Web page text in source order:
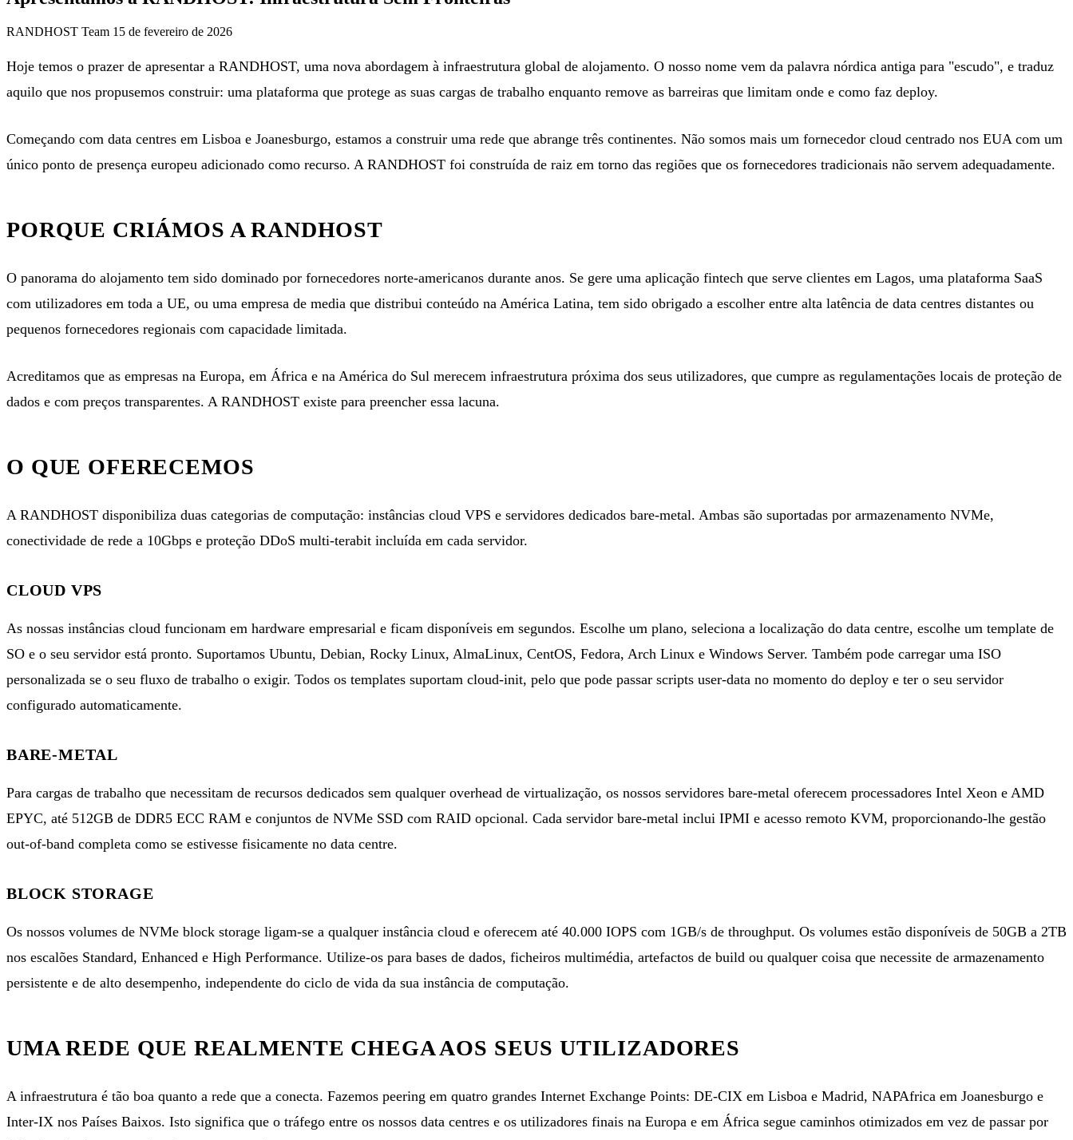
RANDHOST Team 15 de fevereiro de 2026
Hoje temos o prazer de apresentar a RANDHOST, uma nova abordagem à infraestrutura global de alojamento. O nosso nome vem da palavra nórdica antiga para "escudo", e traduz
aquilo que nos propusemos construir: uma plataforma que protege as suas cargas de trabalho enquanto remove as barreiras que limitam onde e como faz deploy.
Começando com data centres em Lisboa e Joanesburgo, estamos a construir uma rede que abrange três continentes. Não somos mais um fornecedor cloud centrado nos EUA com um
único ponto de presença europeu adicionado como recurso. A RANDHOST foi construída de raiz em torno das regiões que os fornecedores tradicionais não servem adequadamente.
PORQUE CRIÁMOS A RANDHOST
O panorama do alojamento tem sido dominado por fornecedores norte-americanos durante anos. Se gere uma aplicação fintech que serve clientes em Lagos, uma plataforma SaaS
com utilizadores em toda a UE, ou uma empresa de media que distribui conteúdo na América Latina, tem sido obrigado a escolher entre alta latência de data centres distantes ou
pequenos fornecedores regionais com capacidade limitada.
Acreditamos que as empresas na Europa, em África e na América do Sul merecem infraestrutura próxima dos seus utilizadores, que cumpre as regulamentações locais de proteção de
dados e com preços transparentes. A RANDHOST existe para preencher essa lacuna.
O QUE OFERECEMOS
A RANDHOST disponibiliza duas categorias de computação: instâncias cloud VPS e servidores dedicados bare-metal. Ambas são suportadas por armazenamento NVMe,
conectividade de rede a 10Gbps e proteção DDoS multi-terabit incluída em cada servidor.
CLOUD VPS
As nossas instâncias cloud funcionam em hardware empresarial e ficam disponíveis em segundos. Escolhe um plano, seleciona a localização do data centre, escolhe um template de
SO e o seu servidor está pronto. Suportamos Ubuntu, Debian, Rocky Linux, AlmaLinux, CentOS, Fedora, Arch Linux e Windows Server. Também pode carregar uma ISO
personalizada se o seu fluxo de trabalho o exigir. Todos os templates suportam cloud-init, pelo que pode passar scripts user-data no momento do deploy e ter o seu servidor
configurado automaticamente.
BARE-METAL
Para cargas de trabalho que necessitam de recursos dedicados sem qualquer overhead de virtualização, os nossos servidores bare-metal oferecem processadores Intel Xeon e AMD
EPYC, até 512GB de DDR5 ECC RAM e conjuntos de NVMe SSD com RAID opcional. Cada servidor bare-metal inclui IPMI e acesso remoto KVM, proporcionando-lhe gestão
out-of-band completa como se estivesse fisicamente no data centre.
BLOCK STORAGE
Os nossos volumes de NVMe block storage ligam-se a qualquer instância cloud e oferecem até 40.000 IOPS com 1GB/s de throughput. Os volumes estão disponíveis de 50GB a 2TB
nos escalões Standard, Enhanced e High Performance. Utilize-os para bases de dados, ficheiros multimédia, artefactos de build ou qualquer coisa que necessite de armazenamento
persistente e de alto desempenho, independente do ciclo de vida da sua instância de computação.
UMA REDE QUE REALMENTE CHEGA AOS SEUS UTILIZADORES
A infraestrutura é tão boa quanto a rede que a conecta. Fazemos peering em quatro grandes Internet Exchange Points: DE-CIX em Lisboa e Madrid, NAPAfrica em Joanesburgo e
Inter-IX nos Países Baixos. Isto significa que o tráfego entre os nossos data centres e os utilizadores finais na Europa e em África segue caminhos otimizados em vez de passar por